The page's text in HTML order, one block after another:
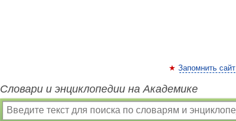
Запомнить сайт
Словари и энциклопедии на Академике